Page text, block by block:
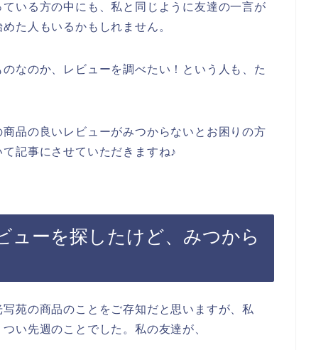
いる方の中にも、私と同じように友達の一言が
た人もいるかもしれません。
なのか、レビューを調べたい！という人も、た
品の良いレビューがみつからないとお困りの方
記事にさせていただきますね♪
ューを探したけど、みつから
苑の商品のことをご存知だと思いますが、私
い先週のことでした。私の友達が、